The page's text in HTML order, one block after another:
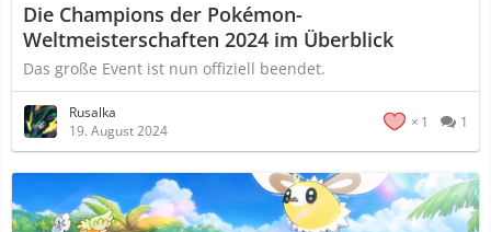
Die Champions der Pokémon-
Weltmeisterschaften 2024 im Überblick
Das große Event ist nun offiziell beendet.
Rusalka
19. August 2024
1 1